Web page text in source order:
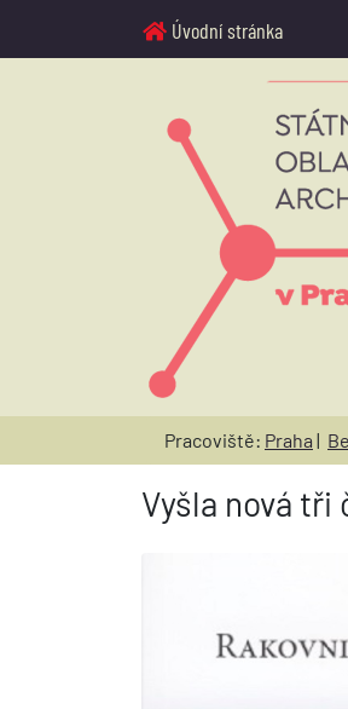
Úvodní stránka
Pracoviště: Praha |
Vyšla nová